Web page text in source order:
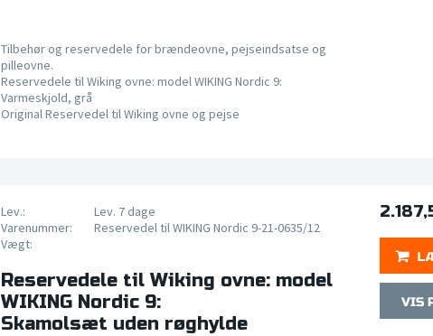
Tilbehør og reservedele for brændeovne, pejseindsatse og
pilleovne.
Reservedele til Wiking ovne: model WIKING Nordic 9:
Varmeskjold, grå
Original Reservedel til Wiking ovne og pejse
Lev.:
Lev. 7 dage
Varenummer:
Reservedel til WIKING Nordic 9-21-0635/12
Vægt:
Reservedele til Wiking ovne: model
WIKING Nordic 9:
Skamolsæt uden røghylde